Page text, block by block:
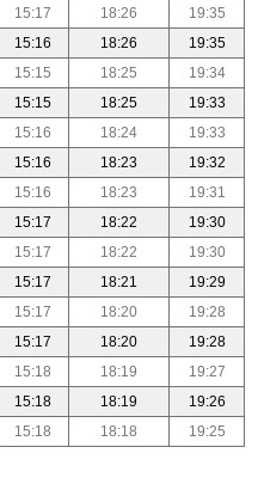
15:17 18:26
19:35
15:16 18:26
19:35
15:15 18:25
19:34
15:15 18:25
19:33
15:16 18:24
19:33
15:16 18:23
19:32
15:16 18:23
19:31
15:17 18:22
19:30
15:17 18:22
19:30
15:17 18:21
19:29
15:17 18:20
19:28
15:17 18:20
19:28
15:18 18:19
19:27
15:18 18:19
19:26
15:18 18:18 19:25